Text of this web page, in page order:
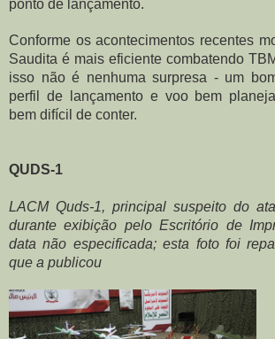
ponto de lançamento.
Conforme os acontecimentos recentes
Saudita é mais eficiente combatendo
isso não é nenhuma surpresa - um
perfil de lançamento e voo bem
bem difícil de conter.
QUDS-1
LACM Quds-1, principal suspeito do
durante exibição pelo Escritório de
data não especificada; esta foto foi
que a publicou